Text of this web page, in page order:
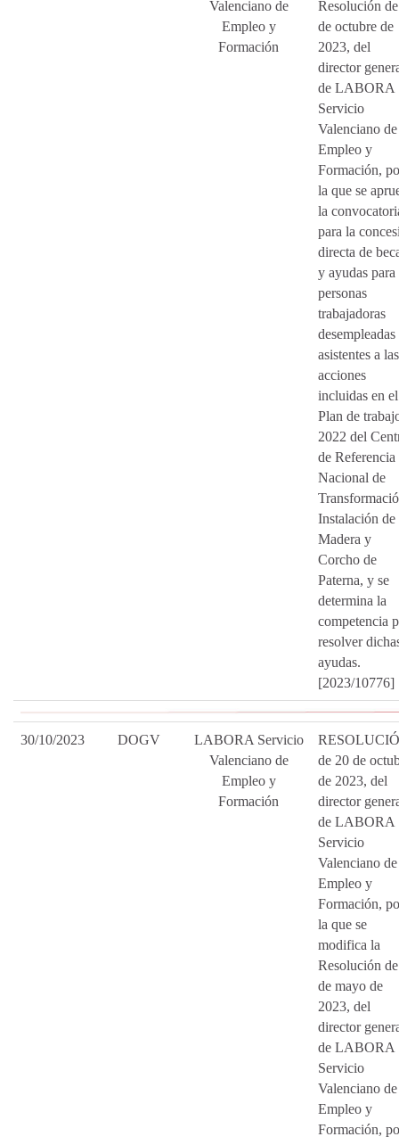
Valenciano de
Empleo y
Formación
Resolución
de octubre de
2023, del
director
de LABORA
Servicio
Valenciano de
Empleo y
Formación,
la que se
la
para la
directa de
y ayudas para
personas
trabajadoras
desempleadas
asistentes a las
acciones
incluidas en el
Plan de
2022 del
de Referencia
Nacional de
Instalación de
Madera y
Corcho de
Paterna, y se
determina la
competencia
resolver
ayudas.
[2023/10776]
30/10/2023 DOGV
LABORA Servicio
Valenciano de
Empleo y
Formación
de 20 de
de 2023, del
director
de LABORA
Servicio
Valenciano de
Empleo y
Formación,
la que se
modifica la
Resolución
de mayo de
2023, del
director
de LABORA
Servicio
Valenciano de
Empleo y
Formación,